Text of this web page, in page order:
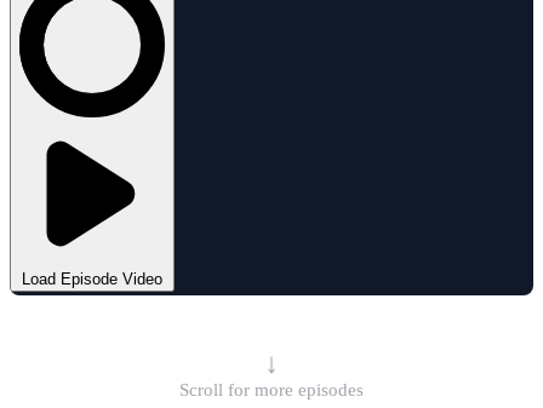
Load Episode Video
↓
Scroll for more episodes